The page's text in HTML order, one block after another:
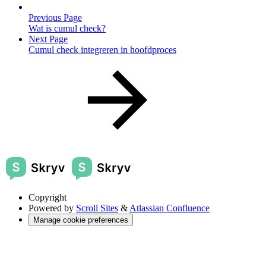
Previous Page
Wat is cumul check?
Next Page
Cumul check integreren in hoofdproces
Copyright
Powered by Scroll Sites & Atlassian Confluence
Manage cookie preferences